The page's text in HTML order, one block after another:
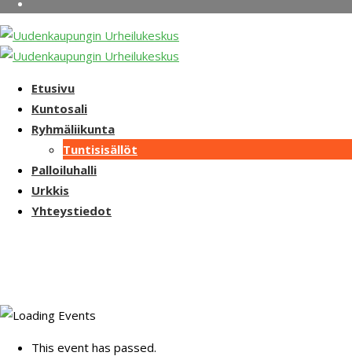
Etusivu
Kuntosali
Ryhmäliikunta
Tuntisisällöt
Palloiluhalli
Urkkis
Yhteystiedot
This event has passed.